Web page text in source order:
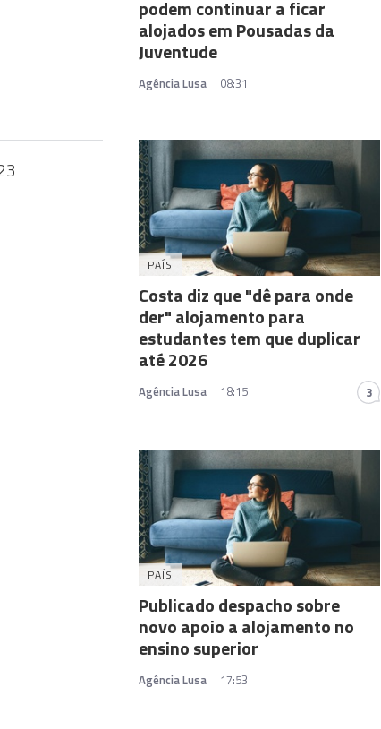
podem continuar a ficar
alojados em Pousadas da
Juventude
Agência Lusa 08:31
PAÍS
Costa diz que "dê para onde
der" alojamento para
estudantes tem que duplicar
até 2026
Agência Lusa 18:15 3
PAÍS
Publicado despacho sobre
novo apoio a alojamento no
ensino superior
Agência Lusa 17:53